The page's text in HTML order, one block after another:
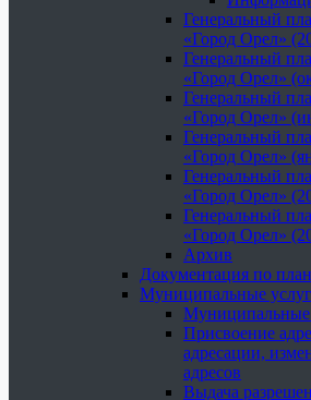
Генеральный
«Город Орел»
Генеральный
«Город Орел»
Генеральный
«Город Орел»
Генеральный
«Город Орел»
Генеральный
«Город Орел»
Генеральный
«Город Орел»
Архив
Документация по
Муниципальные
Муниципальные
Присвоение
адресации,
адресов
Выдача